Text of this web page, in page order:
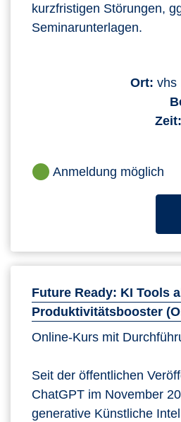
kurzfristigen Störungen,
Seminarunterlagen.
Ort: vhs
Zeit:
Anmeldung möglich
Future Ready: KI Tools
Produktivitätsbooster
Online-Kurs mit
Seit der öffentlichen
ChatGPT im November
generative Künstliche